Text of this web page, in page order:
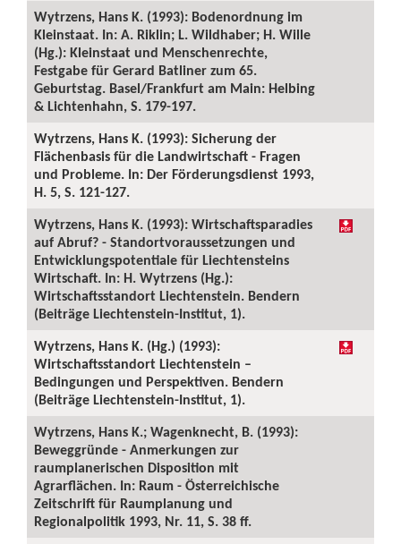
Wytrzens, Hans K. (1993): Bodenordnung im
Kleinstaat. In: A. Riklin; L. Wildhaber; H. Wille
(Hg.): Kleinstaat und Menschenrechte,
Festgabe für Gerard Batliner zum 65.
Geburtstag. Basel/Frankfurt am Main: Helbing
& Lichtenhahn, S. 179-197.
Wytrzens, Hans K. (1993): Sicherung der
Flächenbasis für die Landwirtschaft - Fragen
und Probleme. In: Der Förderungsdienst 1993,
H. 5, S. 121-127.
Wytrzens, Hans K. (1993): Wirtschaftsparadies
auf Abruf? - Standortvoraussetzungen und
Entwicklungspotentiale für Liechtensteins
Wirtschaft. In: H. Wytrzens (Hg.):
Wirtschaftsstandort Liechtenstein. Bendern
(Beiträge Liechtenstein-Institut, 1).
Wytrzens, Hans K. (Hg.) (1993):
Wirtschaftsstandort Liechtenstein –
Bedingungen und Perspektiven. Bendern
(Beiträge Liechtenstein-Institut, 1).
Wytrzens, Hans K.; Wagenknecht, B. (1993):
Beweggründe - Anmerkungen zur
raumplanerischen Disposition mit
Agrarflächen. In: Raum - Österreichische
Zeitschrift für Raumplanung und
Regionalpolitik 1993, Nr. 11, S. 38 ff.